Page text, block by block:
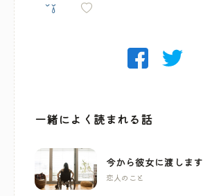
一緒によく読まれる話
今から彼女に渡します
恋人のこと